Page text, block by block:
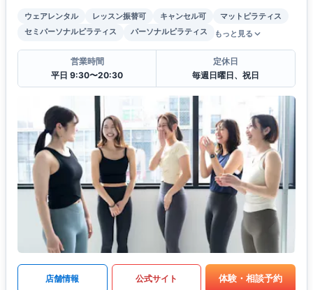
ウェアレンタル レッスン振替可 キャンセル可
マットピラティス
セミパーソナルピラティス
パーソナルピラティス もっと見る
営業時間
平日 9:30〜20:30
定休日
毎週日曜日、祝日
店舗情報 公式サイト 体験・相談予約